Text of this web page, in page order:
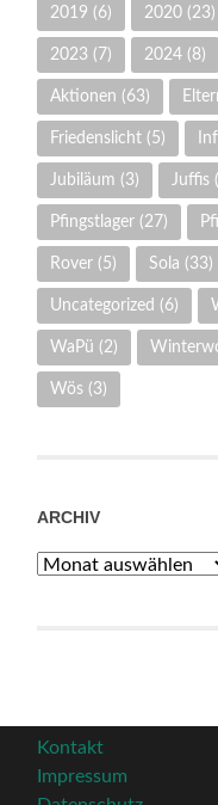
2019 (6) 2020 (23)
2023 (7) 2024 (8)
Aktionen (63)
Friedenslicht (5)
Jubiläum (3) Juffis
Pfingstlager (27)
Rover (5) Sola (33)
Uncategorized (6)
WaPü (2)
Wös (3)
ARCHIV
Archiv
Kontakt
Impressum